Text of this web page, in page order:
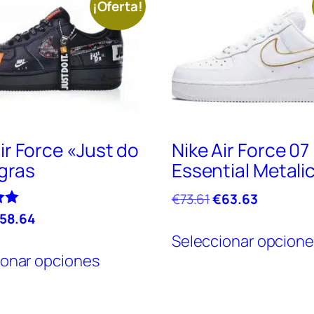
¡Oferta!
Force «Just do
58.64El
actual
es:
opcionesproducto
Nike Air Force 07
Essential
€73.61El
original
era:
€63.63El
actual
es:
Seleccionar